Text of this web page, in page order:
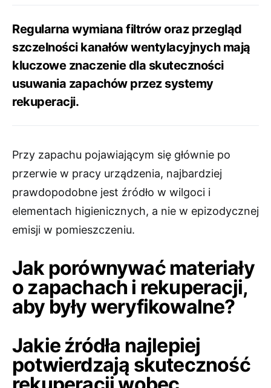
Regularna wymiana filtrów oraz przegląd
szczelności kanałów wentylacyjnych mają
kluczowe znaczenie dla skuteczności
usuwania zapachów przez systemy
rekuperacji.
Przy zapachu pojawiającym się głównie po
przerwie w pracy urządzenia, najbardziej
prawdopodobne jest źródło w wilgoci i
elementach higienicznych, a nie w epizodycznej
emisji w pomieszczeniu.
Jak porównywać materiały
o zapachach i rekuperacji,
aby były weryfikowalne?
Jakie źródła najlepiej
potwierdzają skuteczność